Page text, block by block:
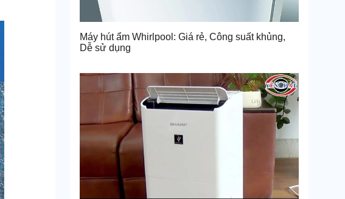
Máy hút ẩm Whirlpool: Giá rẻ, Công suất khủng,
Dễ sử dụng